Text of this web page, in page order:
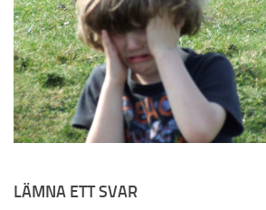
LÄMNA ETT SVAR